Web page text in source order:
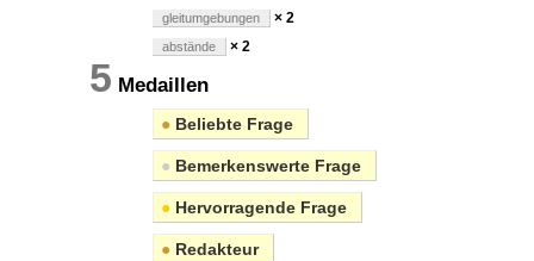
gleitumgebungen × 2
abstände × 2
5 Medaillen
● Beliebte Frage
● Bemerkenswerte Frage
● Hervorragende Frage
● Redakteur